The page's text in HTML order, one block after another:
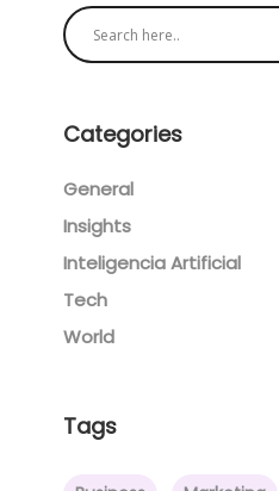
Categories
General
Insights
Inteligencia Artificial
Tech
World
Tags